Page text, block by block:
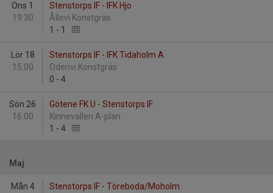
Ons 1
19:30
Stenstorps IF - IFK Hjo
Ållevi Konstgräs
1 - 1
Lör 18
15:00
Stenstorps IF - IFK Tidaholm A
Odenvi Konstgräs
0 - 4
Sön 26
16:00
Götene FK U - Stenstorps IF
Kinnevallen A-plan
1 - 4
Maj
Mån 4
Stenstorps IF - Töreboda/Moholm